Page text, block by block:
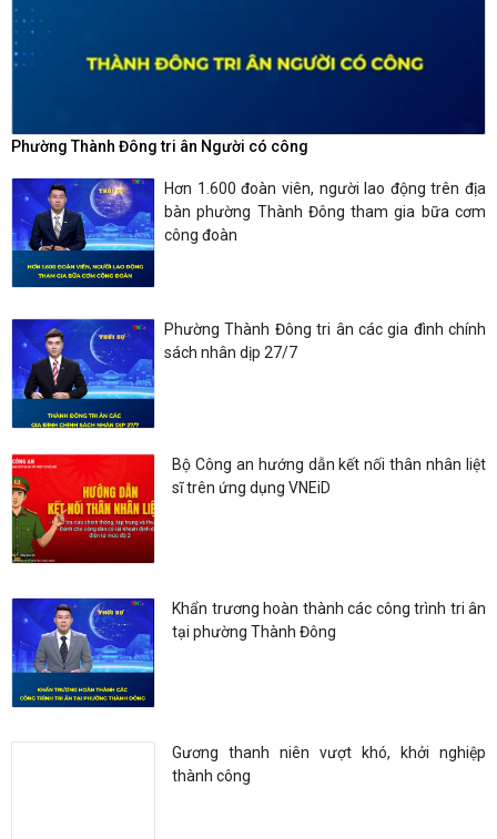
Phường Thành Đông tri ân Người có công
Hơn 1.600 đoàn viên, người lao động trên địa
bàn phường Thành Đông tham gia bữa cơm
công đoàn
Phường Thành Đông tri ân các gia đình chính
sách nhân dịp 27/7
Bộ Công an hướng dẫn kết nối thân nhân liệt
sĩ trên ứng dụng VNEiD
Khẩn trương hoàn thành các công trình tri ân
tại phường Thành Đông
Gương thanh niên vượt khó, khởi nghiệp
thành công